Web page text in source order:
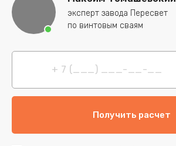
эксперт завода Пересвет
по винтовым сваям